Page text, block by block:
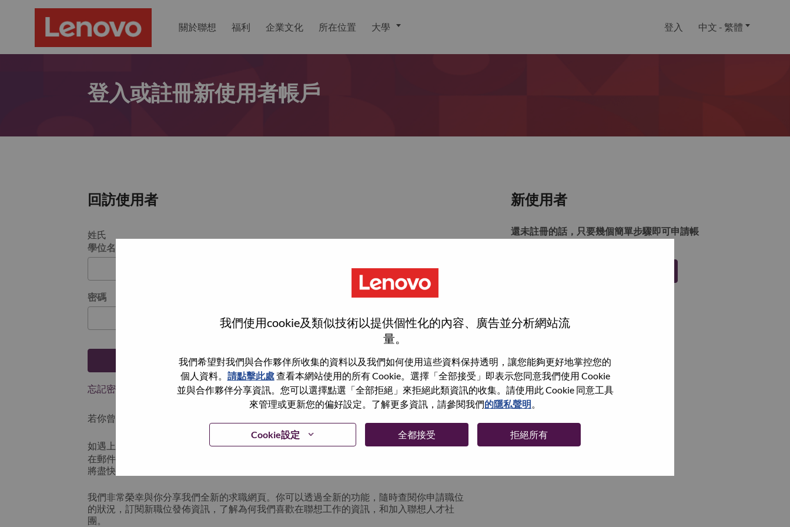
我們使用cookie及類似技術以提供個性化的內容、廣告並分析網站流
量。
我們希望對我們與合作夥伴所收集的資料以及我們如何使用這些資料保持透明，讓您能夠更好地掌控您的
個人資料。 請點擊此處查看本網站使用的所有 Cookie。選擇「全部接受」即表示您同意我們使用 Cookie
並與合作夥伴分享資訊。您可以選擇點選「全部拒絕」來拒絕此類資訊的收集。請使用此 Cookie 同意工具
來管理或更新您的偏好設定。了解更多資訊，請參閱我們的隱私聲明。
Cookie設定 全都接受 拒絕所有
關於聯想 福利 企業文化 所在位置 大學 登入 中文 - 繁體
登入或註冊新使用者帳戶
回訪使用者
姓氏
學位名稱
密碼
登入
忘記密碼了？
若你曾使用你的電子郵件申請我們的職位，你可以選擇”忘記密碼”重新設定你的登入資料
如遇上登入問題，或無法建立帳號。請連絡我們的人力資源部門hrsupport@lenovo.com請
在郵件的主題寫上 “Application login issue” 及在郵件中例明你遇到的問題和附上截圖。我們
將盡快與你聯絡。
我們非常榮幸與你分享我們全新的求職網頁。你可以透過全新的功能，隨時查閱你申請職位
的狀況，訂閱新職位發佈資訊，了解為何我們喜歡在聯想工作的資訊，和加入聯想人才社
團。
新使用者
還未註冊的話，只要幾個簡單步驟即可申請帳